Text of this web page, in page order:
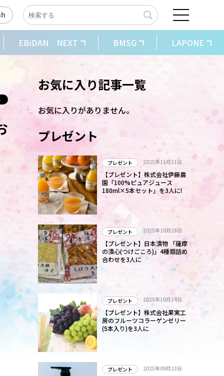
EBiDAN NEXT BMSG LAPONE
お気に入り記事一覧
お気に入りがありません。
プレゼント
プレゼント 2025年11月11日
【プレゼント】株式会社伊藤農
園「100%ピュアジュース
180ml×5本セット」を3人に!
プレゼント 2025年10月28日
【プレゼント】日本漬物 「薩摩
の漬心(つけごころ)」4種類詰め
合わせを3人に
プレゼント 2025年10月14日
【プレゼント】株式会社果実工
房のフルーツコラーゲンゼリー
(5本入り)を3人に
プレゼント 2025年09月23日